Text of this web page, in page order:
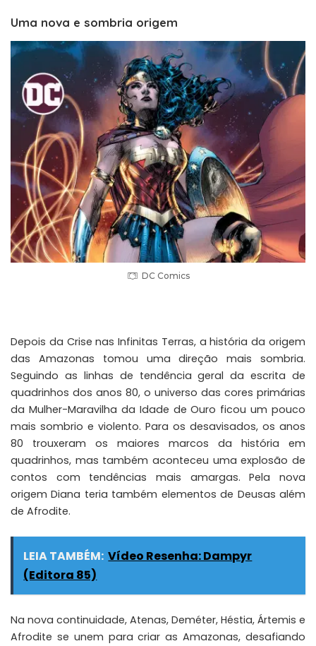
Uma nova e sombria origem
DC Comics
Depois da Crise nas Infinitas Terras, a história da origem
das Amazonas tomou uma direção mais sombria.
Seguindo as linhas de tendência geral da escrita de
quadrinhos dos anos 80, o universo das cores primárias
da Mulher-Maravilha da Idade de Ouro ficou um pouco
mais sombrio e violento. Para os desavisados, os anos
80 trouxeram os maiores marcos da história em
quadrinhos, mas também aconteceu uma explosão de
contos com tendências mais amargas. Pela nova
origem Diana teria também elementos de Deusas além
de Afrodite.
LEIA TAMBÉM: Vídeo Resenha: Dampyr
(Editora 85)
Na nova continuidade, Atenas, Deméter, Héstia, Ártemis e
Afrodite se unem para criar as Amazonas, desafiando